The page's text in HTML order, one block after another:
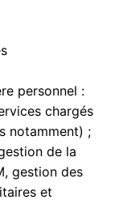
personnel :
chargés
notamment) ;
de la
gestion des
et